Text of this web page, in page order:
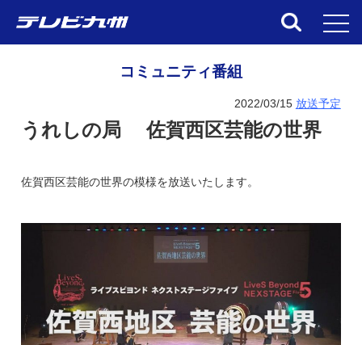
コミュニティ番組
2022/03/15 放送予定
うれしの局 佐賀西区芸能の世界
佐賀西区芸能の世界の模様を放送いたします。